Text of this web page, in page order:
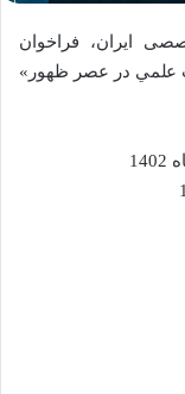
ایران، فراخوان
علمي در عصر ظهور»